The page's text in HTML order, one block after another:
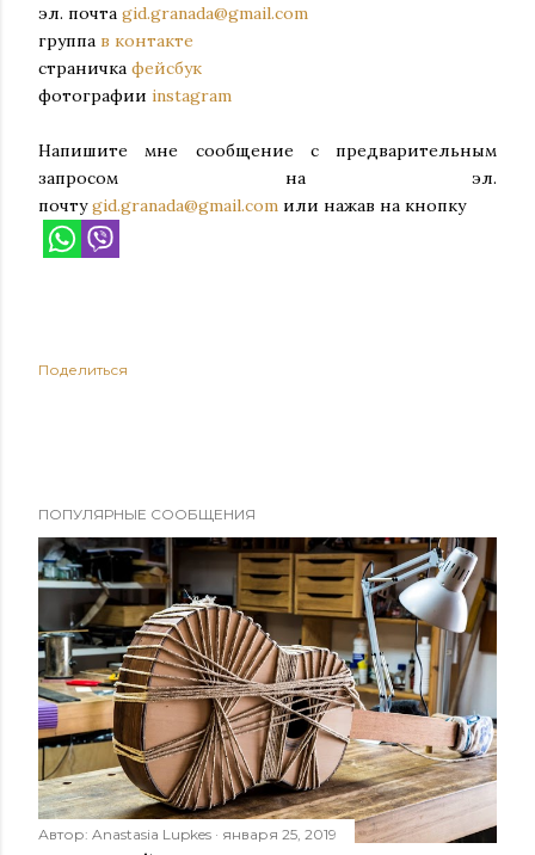
эл. почта gid.granada@gmail.com
группа в контакте
страничка фейсбук
фотографии instagram
Напишите мне сообщение с предварительным
запросом на эл.
почтуgid.granada@gmail.com или нажав на кнопку
Поделиться
ПОПУЛЯРНЫЕ СООБЩЕНИЯ
Автор: Anastasia Lupkes января 25, 2019